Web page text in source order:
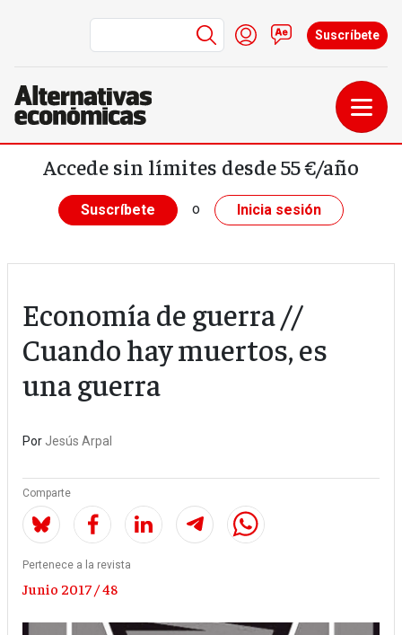
Pasar al contenido principal
Menú de cuenta de
Iniciar sesión
Contacto
Suscríbete
Accede sin límites desde 55 €/año
Suscríbete o Inicia sesión
Economía de guerra //
Cuando hay muertos, es
una guerra
Por Jesús Arpal
Comparte
Pertenece a la revista
Junio 2017 / 48